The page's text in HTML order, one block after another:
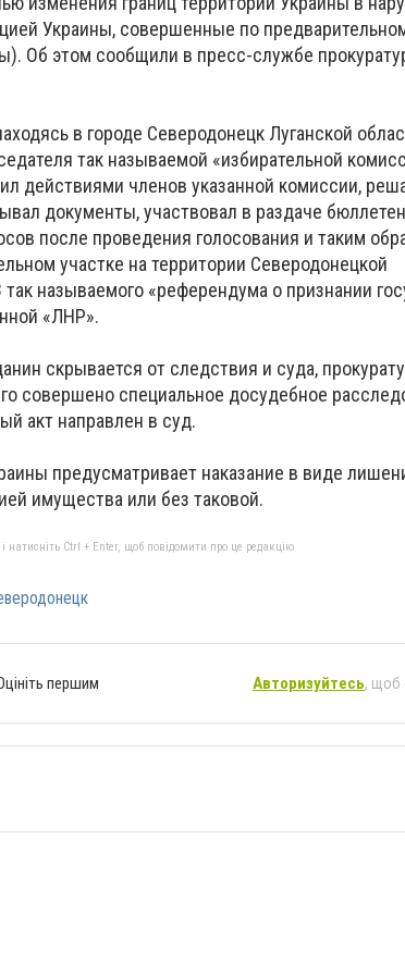
Украины, совершенные по
Об этом сообщили в пресс-службе
в городе Северодонецк Луганской
так называемой «избирательной
действиями членов указанной комиссии,
документы, участвовал в раздаче
после проведения голосования и таким
участке на территории Северодонецкой
называемого «референдума о признании
«ЛНР».
скрывается от следствия и суда,
совершено специальное досудебное
акт направлен в суд.
предусматривает наказание в виде
имущества или без таковой.
натисніть Ctrl + Enter, щоб повідомити про це редакцію
першим Авторизуйтесь, щоб